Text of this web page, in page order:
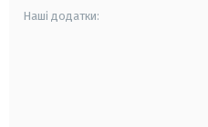
Наші додатки: